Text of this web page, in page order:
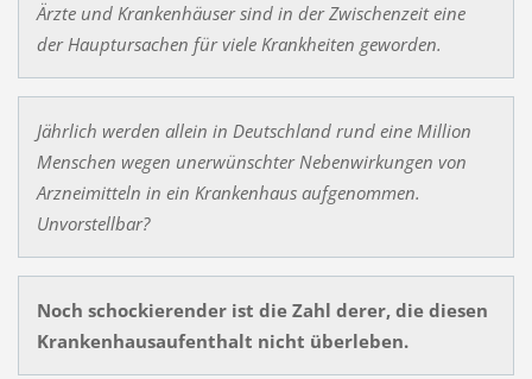
Ärzte und Krankenhäuser sind in der Zwischenzeit eine
der Hauptursachen für viele Krankheiten geworden.
Jährlich werden allein in Deutschland rund eine Million
Menschen wegen unerwünschter Nebenwirkungen von
Arzneimitteln in ein Krankenhaus aufgenommen.
Unvorstellbar?
Noch schockierender ist die Zahl derer, die diesen
Krankenhausaufenthalt nicht überleben.